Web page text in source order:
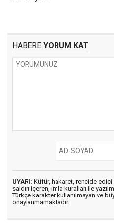
HABERE YORUM KAT
UYARI: Küfür, hakaret, rencide edici
saldırı içeren, imla kuralları ile
Türkçe karakter kullanılmayan ve
onaylanmamaktadır.